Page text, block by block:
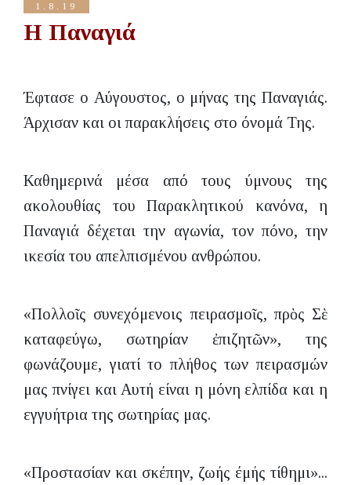
1.8.19
Η Παναγιά
Έφτασε ο Αύγουστος, ο μήνας της Παναγιάς.
Άρχισαν και οι παρακλήσεις στο όνομά Της.
Καθημερινά μέσα από τους ύμνους της
ακολουθίας του Παρακλητικού κανόνα, η
Παναγιά δέχεται την αγωνία, τον πόνο, την
ικεσία του απελπισμένου ανθρώπου.
«Πολλοῖς συνεχόμενοις πειρασμοῖς, πρὸς Σὲ
καταφεύγω, σωτηρίαν ἐπιζητῶν», της
φωνάζουμε, γιατί το πλήθος των πειρασμών
μας πνίγει και Αυτή είναι η μόνη ελπίδα και η
εγγυήτρια της σωτηρίας μας.
«Προστασίαν και σκέπην, ζωής έμής τίθημι»...